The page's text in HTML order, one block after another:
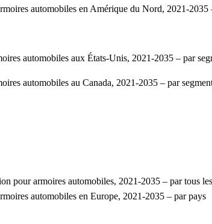
automobiles en Amérique du Nord, 2021-
automobiles aux États-Unis, 2021-2035 – par
automobiles au Canada, 2021-2035 – par
pour armoires automobiles, 2021-2035 – par tous
automobiles en Europe, 2021-2035 – par